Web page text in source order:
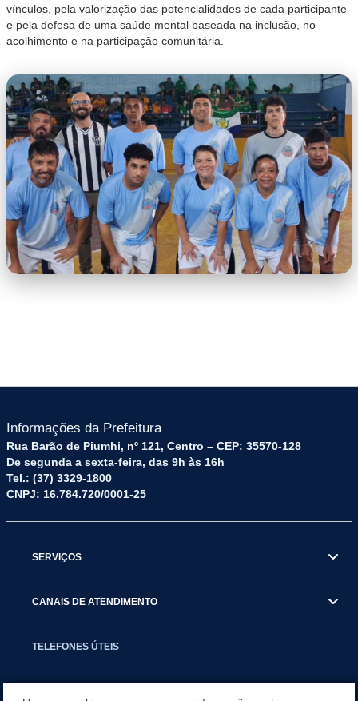
vínculos, pela valorização das potencialidades de cada participante
e pela defesa de uma saúde mental baseada na inclusão, no
acolhimento e na participação comunitária.
Informações da Prefeitura
Rua Barão de Piumhi, nº 121, Centro – CEP: 35570-128
De segunda a sexta-feira, das 9h às 16h
Tel.: (37) 3329-1800
CNPJ: 16.784.720/0001-25
SERVIÇOS
CANAIS DE ATENDIMENTO
TELEFONES ÚTEIS